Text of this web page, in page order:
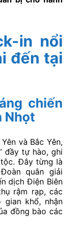
in nổi
đến tại
chiến
Nhọt
và Bắc Yên,
đầy tự hào, ghi
Đây từng là
quân giải
dịch Điện Biên
rậm rạp, các
khổ, nhận
đồng bào các